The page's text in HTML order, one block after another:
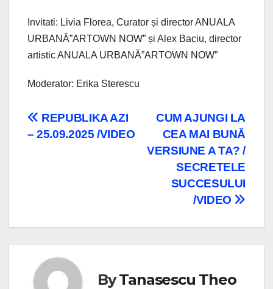
Invitati: Livia Florea, Curator și director ANUALA
URBANĂ”ARTOWN NOW” și Alex Baciu, director
artistic ANUALA URBANĂ”ARTOWN NOW”
Moderator: Erika Sterescu
Navigare
CUM AJUNGI LA
CEA MAI BUNĂ
VERSIUNE A TA? /
SECRETELE
SUCCESULUI
/VIDEO
REPUBLIKA AZI
– 25.09.2025 /VIDEO
ByTanasescu Theo